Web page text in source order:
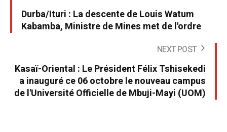
Durba/Ituri : La descente de Louis Watum
Kabamba, Ministre de Mines met de l'ordre
NEXT POST
Kasaï-Oriental : Le Président Félix Tshisekedi
a inauguré ce 06 octobre le nouveau campus
de l'Université Officielle de Mbuji-Mayi (UOM)